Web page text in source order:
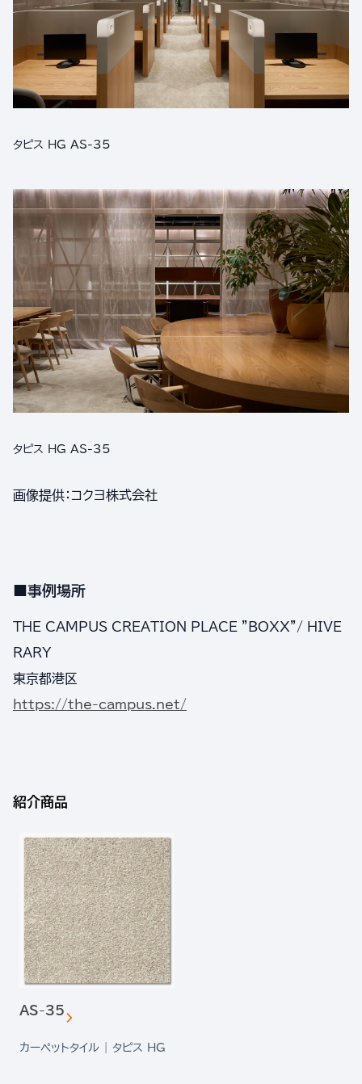
タピス HG AS-35
タピス HG AS-35
画像提供：コクヨ株式会社
■事例場所
THE CAMPUS CREATION PLACE "BOXX"/ HIVE
RARY
東京都港区
https://the-campus.net/
紹介商品
AS-35
カーペットタイル | タピス HG